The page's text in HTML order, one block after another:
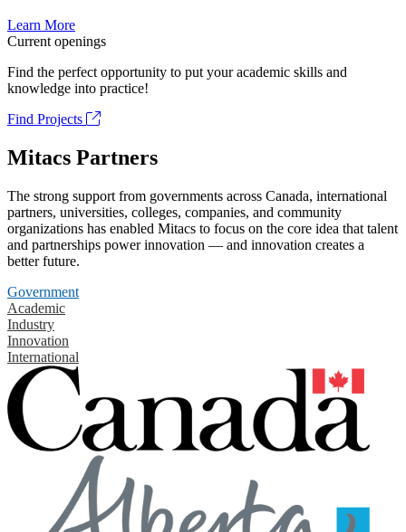
Learn More
Current openings
Find the perfect opportunity to put your academic skills and
knowledge into practice!
Find Projects
Mitacs Partners
The strong support from governments across Canada, international
partners, universities, colleges, companies, and community
organizations has enabled Mitacs to focus on the core idea that talent
and partnerships power innovation — and innovation creates a
better future.
Government
Academic
Industry
Innovation
International